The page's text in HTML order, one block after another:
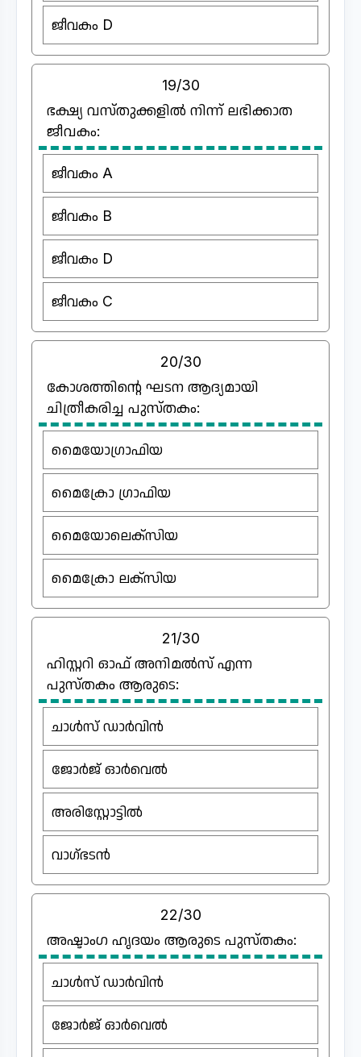
ജീവകം D
19/30
ഭക്ഷ്യ വസ്തുക്കളിൽ നിന്ന് ലഭിക്കാത
ജീവകം:
ജീവകം A
ജീവകം B
ജീവകം D
ജീവകം C
20/30
കോശത്തിന്റെ ഘടന ആദ്യമായി
ചിത്രീകരിച്ച പുസ്തകം:
മൈയോഗ്രാഫിയ
മൈക്രോ ഗ്രാഫിയ
മൈയോലെക്സിയ
മൈക്രോ ലക്സിയ
21/30
ഹിസ്റ്ററി ഓഫ് അനിമൽസ് എന്ന
പുസ്തകം ആരുടെ:
ചാൾസ് ഡാർവിൻ
ജോർജ് ഓർവെൽ
അരിസ്റ്റോട്ടിൽ
വാഗ്ഭടൻ
22/30
അഷ്ടാംഗ ഹൃദയം ആരുടെ പുസ്തകം:
ചാൾസ് ഡാർവിൻ
ജോർജ് ഓർവെൽ